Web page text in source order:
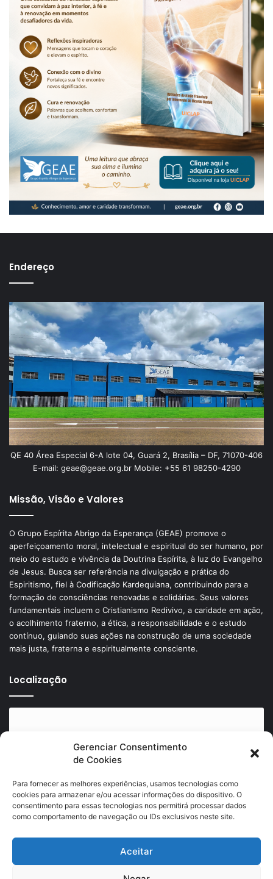
Gerenciar Consentimento
de Cookies
Para fornecer as melhores experiências, usamos tecnologias como
cookies para armazenar e/ou acessar informações do dispositivo. O
consentimento para essas tecnologias nos permitirá processar dados
como comportamento de navegação ou IDs exclusivos neste site.
Aceitar
Endereço
QE 40 Área Especial 6-A lote 04, Guará 2, Brasília – DF, 71070-406
E-mail: geae@geae.org.br Mobile: +55 61 98250-4290
Missão, Visão e Valores
O Grupo Espírita Abrigo da Esperança (GEAE) promove o
aperfeiçoamento moral, intelectual e espiritual do ser humano, por
meio do estudo e vivência da Doutrina Espírita, à luz do Evangelho
de Jesus. Busca ser referência na divulgação e prática do
Espiritismo, fiel à Codificação Kardequiana, contribuindo para a
formação de consciências renovadas e solidárias. Seus valores
fundamentais incluem o Cristianismo Redivivo, a caridade em ação,
o acolhimento fraterno, a ética, a responsabilidade e o estudo
contínuo, guiando suas ações na construção de uma sociedade
mais justa, fraterna e espiritualmente consciente.
Localização
ativar este conteúdo